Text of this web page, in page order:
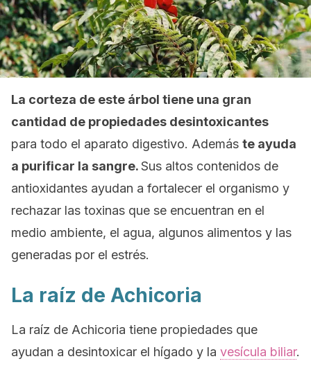
La corteza de este árbol tiene una gran
cantidad de propiedades desintoxicantes
para todo el aparato digestivo. Además te ayuda
a purificar la sangre.Sus altos contenidos de
antioxidantes ayudan a fortalecer el organismo y
rechazar las toxinas que se encuentran en el
medio ambiente, el agua, algunos alimentos y las
generadas por el estrés.
La raíz de Achicoria
La raíz de Achicoria tiene propiedades que
ayudan a desintoxicar el hígado y la vesícula biliar.